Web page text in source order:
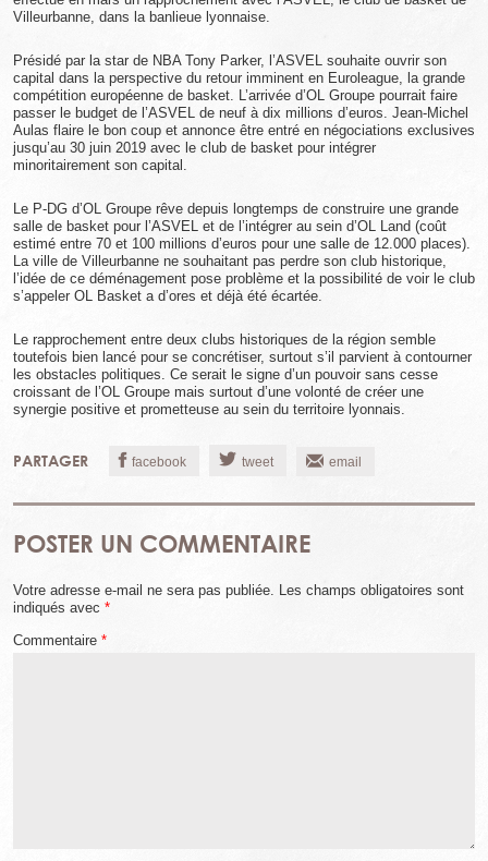
Villeurbanne, dans la banlieue lyonnaise.
Présidé par la star de NBA Tony Parker, l’ASVEL souhaite ouvrir son
capital dans la perspective du retour imminent en Euroleague, la grande
compétition européenne de basket. L’arrivée d’OL Groupe pourrait faire
passer le budget de l’ASVEL de neuf à dix millions d’euros. Jean-Michel
Aulas flaire le bon coup et annonce être entré en négociations exclusives
jusqu’au 30 juin 2019 avec le club de basket pour intégrer
minoritairement son capital.
Le P-DG d’OL Groupe rêve depuis longtemps de construire une grande
salle de basket pour l’ASVEL et de l’intégrer au sein d’OL Land (coût
estimé entre 70 et 100 millions d’euros pour une salle de 12.000 places).
La ville de Villeurbanne ne souhaitant pas perdre son club historique,
l’idée de ce déménagement pose problème et la possibilité de voir le club
s’appeler OL Basket a d’ores et déjà été écartée.
Le rapprochement entre deux clubs historiques de la région semble
toutefois bien lancé pour se concrétiser, surtout s’il parvient à contourner
les obstacles politiques. Ce serait le signe d’un pouvoir sans cesse
croissant de l’OL Groupe mais surtout d’une volonté de créer une
synergie positive et prometteuse au sein du territoire lyonnais.
PARTAGER facebook tweet email
POSTER UN COMMENTAIRE
Votre adresse e-mail ne sera pas publiée. Les champs obligatoires sont
indiqués avec *
Commentaire *